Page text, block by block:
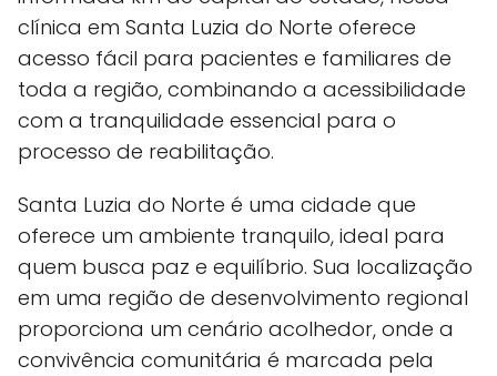
clínica em Santa Luzia do Norte oferece
acesso fácil para pacientes e familiares de
toda a região, combinando a acessibilidade
com a tranquilidade essencial para o
processo de reabilitação.
Santa Luzia do Norte é uma cidade que
oferece um ambiente tranquilo, ideal para
quem busca paz e equilíbrio. Sua localização
em uma região de desenvolvimento regional
proporciona um cenário acolhedor, onde a
convivência comunitária é marcada pela